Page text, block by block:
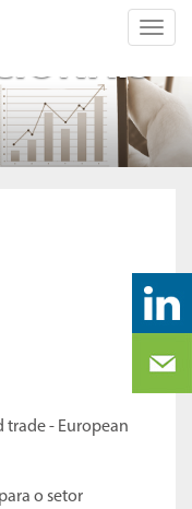
trade - European
o setor